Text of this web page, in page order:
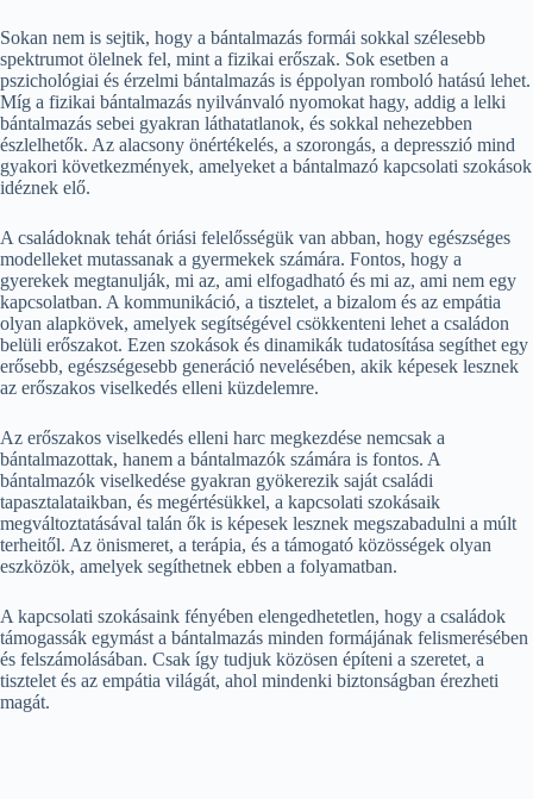
Sokan nem is sejtik, hogy a bántalmazás formái sokkal szélesebb
spektrumot ölelnek fel, mint a fizikai erőszak. Sok esetben a
pszichológiai és érzelmi bántalmazás is éppolyan romboló hatású lehet.
Míg a fizikai bántalmazás nyilvánvaló nyomokat hagy, addig a lelki
bántalmazás sebei gyakran láthatatlanok, és sokkal nehezebben
észlelhetők. Az alacsony önértékelés, a szorongás, a depresszió mind
gyakori következmények, amelyeket a bántalmazó kapcsolati szokások
idéznek elő.
A családoknak tehát óriási felelősségük van abban, hogy egészséges
modelleket mutassanak a gyermekek számára. Fontos, hogy a
gyerekek megtanulják, mi az, ami elfogadható és mi az, ami nem egy
kapcsolatban. A kommunikáció, a tisztelet, a bizalom és az empátia
olyan alapkövek, amelyek segítségével csökkenteni lehet a családon
belüli erőszakot. Ezen szokások és dinamikák tudatosítása segíthet egy
erősebb, egészségesebb generáció nevelésében, akik képesek lesznek
az erőszakos viselkedés elleni küzdelemre.
Az erőszakos viselkedés elleni harc megkezdése nemcsak a
bántalmazottak, hanem a bántalmazók számára is fontos. A
bántalmazók viselkedése gyakran gyökerezik saját családi
tapasztalataikban, és megértésükkel, a kapcsolati szokásaik
megváltoztatásával talán ők is képesek lesznek megszabadulni a múlt
terheitől. Az önismeret, a terápia, és a támogató közösségek olyan
eszközök, amelyek segíthetnek ebben a folyamatban.
A kapcsolati szokásaink fényében elengedhetetlen, hogy a családok
támogassák egymást a bántalmazás minden formájának felismerésében
és felszámolásában. Csak így tudjuk közösen építeni a szeretet, a
tisztelet és az empátia világát, ahol mindenki biztonságban érezheti
magát.